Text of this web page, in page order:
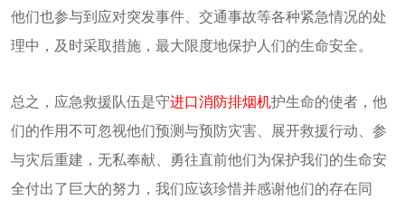
他们也参与到应对突发事件、交通事故等各种紧急情况的处
理中，及时采取措施，最大限度地保护人们的生命安全。
总之，应急救援队伍是守进口消防排烟机护生命的使者，他
们的作用不可忽视他们预测与预防灾害、展开救援行动、参
与灾后重建，无私奉献、勇往直前他们为保护我们的生命安
全付出了巨大的努力，我们应该珍惜并感谢他们的存在同